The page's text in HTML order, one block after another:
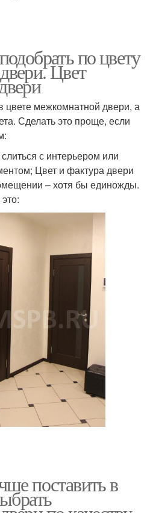
по цвету
Цвет
цвете межкомнатной двери, а
Сделать это проще, если
с интерьером или
Цвет и фактура двери
– хотя бы единожды.
поставить в